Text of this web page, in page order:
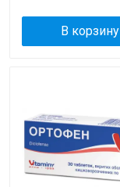
В корзину